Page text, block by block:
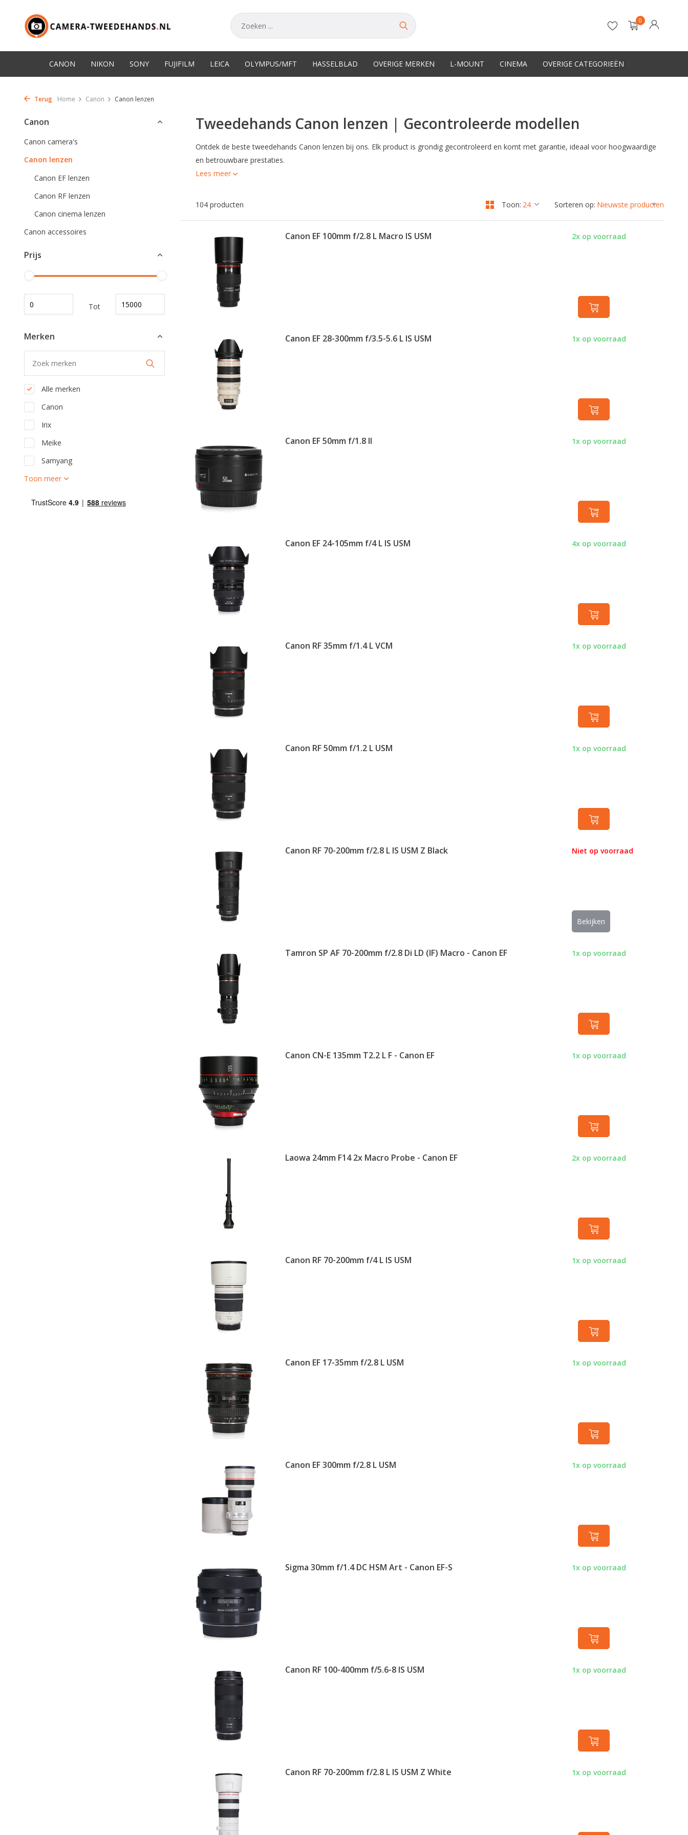
0
CANON NIKON SONY FUJIFILM LEICA OLYMPUS/MFT HASSELBLAD OVERIGE MERKEN L-MOUNT CINEMA OVERIGE CATEGORIEËN
Terug Home Canon Canon lenzen
Canon
Canon camera's
Canon lenzen
Canon EF lenzen
Canon RF lenzen
Canon cinema lenzen
Canon accessoires
Prijs
Tot
Merken
Alle merken
Canon
Irix
Meike
Samyang
Toon meer
Tweedehands Canon lenzen | Gecontroleerde modellen
Ontdek de beste tweedehands Canon lenzen bij ons. Elk product is grondig gecontroleerd en komt met garantie, ideaal voor hoogwaardige
en betrouwbare prestaties.
Lees meer
104 producten Toon: Sorteren op:
Canon EF 100mm f/2.8 L Macro IS USM 2x op voorraad
Canon EF 28-300mm f/3.5-5.6 L IS USM 1x op voorraad
Canon EF 50mm f/1.8 II 1x op voorraad
Canon EF 24-105mm f/4 L IS USM 4x op voorraad
Canon RF 35mm f/1.4 L VCM 1x op voorraad
Canon RF 50mm f/1.2 L USM 1x op voorraad
Canon RF 70-200mm f/2.8 L IS USM Z Black Niet op voorraad
Bekijken
Tamron SP AF 70-200mm f/2.8 Di LD (IF) Macro - Canon EF 1x op voorraad
Canon CN-E 135mm T2.2 L F - Canon EF 1x op voorraad
Laowa 24mm F14 2x Macro Probe - Canon EF 2x op voorraad
Canon RF 70-200mm f/4 L IS USM 1x op voorraad
Canon EF 17-35mm f/2.8 L USM 1x op voorraad
Canon EF 300mm f/2.8 L USM 1x op voorraad
Sigma 30mm f/1.4 DC HSM Art - Canon EF-S 1x op voorraad
Canon RF 100-400mm f/5.6-8 IS USM 1x op voorraad
Canon RF 70-200mm f/2.8 L IS USM Z White 1x op voorraad